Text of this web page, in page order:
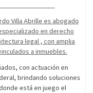
Abrille es abogado
en derecho
legal , con amplia
a inmuebles.
con actuación en
brindando soluciones
está en juego el